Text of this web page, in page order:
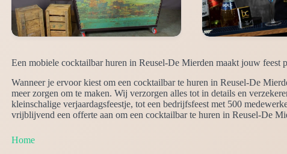
Een mobiele cocktailbar huren in Reusel-De Mierden maakt jouw feest
Wanneer je ervoor kiest om een cocktailbar te huren in Reusel-De
meer zorgen om te maken. Wij verzorgen alles tot in details en
kleinschalige verjaardagsfeestje, tot een bedrijfsfeest met 500
vrijblijvend een offerte aan om een cocktailbar te huren in Reusel-De
Home